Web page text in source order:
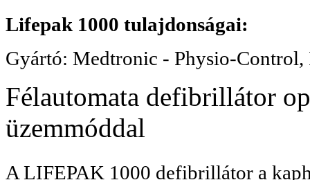
Lifepak 1000 tulajdonságai:
Gyártó: Medtronic - Physio-Control,
Félautomata defibrillátor
üzemmóddal
A LIFEPAK 1000 defibrillátor a